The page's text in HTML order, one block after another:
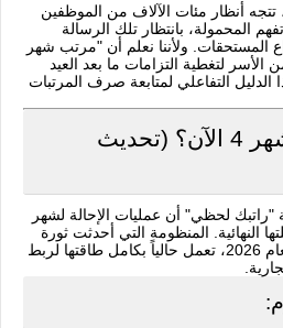
بزوغ فجر شهر مايو 2026، تتجه أنظار مئات الآلاف من الموظفين
المحمولة، بانتظار تلك الرسالة
المستحقات. ولأننا نعلم أن "مرتب شهر
الأسر لتغطية التزامات ما بعد العيد
الدليل التفاعلي لمتابعة صرف المرتبات
أين وصل مرتب شهر 4 الآن؟ (تحديث
"راتبك لحظي" أن عمليات الإحالة لشهر
مرحلتها النهائية. المنظومة التي أحدثت ثورة
في مفهوم "السرعة المالية" لعام 2026، تعمل حالياً بكامل طاقتها لربط